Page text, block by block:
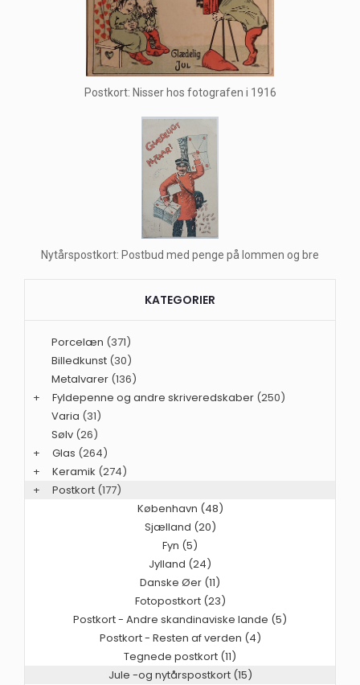
Postkort: Nisser hos fotografen i 1916
Nytårspostkort: Postbud med penge på lommen og bre
KATEGORIER
Porcelæn (371)
Billedkunst (30)
Metalvarer (136)
+
Fyldepenne og andre skriveredskaber (250)
Varia (31)
Sølv (26)
+
Glas (264)
+
Keramik (274)
+
Postkort (177)
København (48)
Sjælland (20)
Fyn (5)
Jylland (24)
Danske Øer (11)
Fotopostkort (23)
Postkort - Andre skandinaviske lande (5)
Postkort - Resten af verden (4)
Tegnede postkort (11)
Jule -og nytårspostkort (15)